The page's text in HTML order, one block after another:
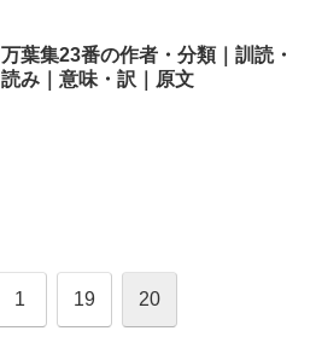
万葉集23番の作者・分類｜訓読・
読み｜意味・訳｜原文
1 19 20